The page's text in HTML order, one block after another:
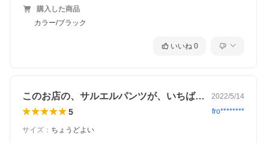
購入した商品
カラー/ブラック
いいね 0
このお店の、サルエルパンツが、いちばん。 2022/5/14
5 fro********
サイズ ： ちょうどよい